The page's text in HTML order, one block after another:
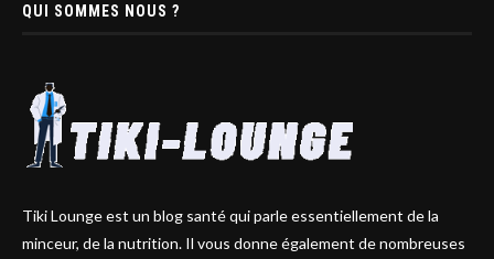
QUI SOMMES NOUS ?
Tiki Lounge est un blog santé qui parle essentiellement de la
minceur, de la nutrition. Il vous donne également de nombreuses